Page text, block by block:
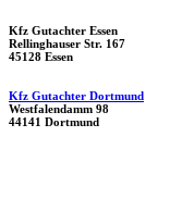
Kfz Gutachter Essen
Rellinghauser Str. 167
45128 Essen
Kfz Gutachter Dortmund
Westfalendamm 98
44141 Dortmund